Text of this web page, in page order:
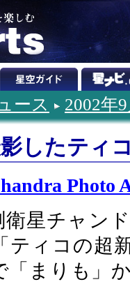
ース 2002年
したティ
Photo
衛星チャン
ティコの超
「まりも」